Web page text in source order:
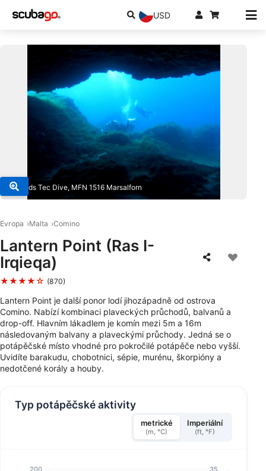
USD
© Islands Tec Dive, MFN 1516 Marsalforn
Evropa Malta Comino
Lantern Point (Ras I-
Irqieqa)
★★★★☆ (870)
Lantern Point je další ponor lodí jihozápadně od ostrova
Comino. Nabízí kombinaci plaveckých průchodů, balvanů a
drop-off. Hlavním lákadlem je komín mezi 5m a 16m
následovaným balvany a plaveckými průchody. Jedná se o
potápěčské místo vhodné pro pokročilé potápěče nebo vyšší.
Uvidíte barakudu, chobotnici, sépie, murénu, škorpióny a
nedotčené korály a houby.
Typ potápěčské aktivity
metrické
(m, °C)
Imperiální
(ft, °F)